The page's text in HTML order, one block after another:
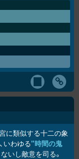
に類似する十二の象
いわゆる"時間の鬼
いし敵意を司る。